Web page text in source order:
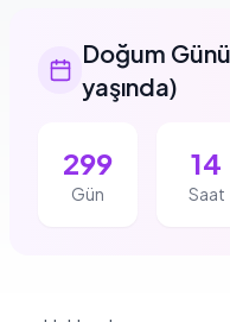
Doğum
yaşında)
299
Gün
14
Saat